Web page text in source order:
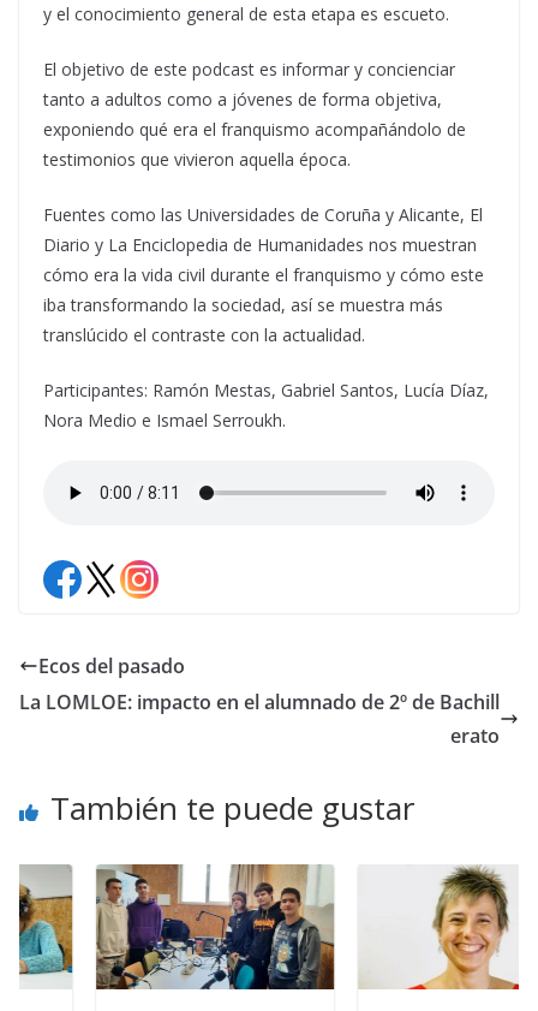
y el conocimiento general de esta etapa es escueto.
El objetivo de este podcast es informar y concienciar
tanto a adultos como a jóvenes de forma objetiva,
exponiendo qué era el franquismo acompañándolo de
testimonios que vivieron aquella época.
Fuentes como las Universidades de Coruña y Alicante, El
Diario y La Enciclopedia de Humanidades nos muestran
cómo era la vida civil durante el franquismo y cómo este
iba transformando la sociedad, así se muestra más
translúcido el contraste con la actualidad.
Participantes: Ramón Mestas, Gabriel Santos, Lucía Díaz,
Nora Medio e Ismael Serroukh.
Ecos del pasado
La LOMLOE: impacto en el alumnado de 2º de Bachill
erato
También te puede gustar